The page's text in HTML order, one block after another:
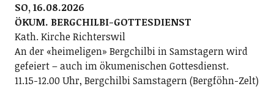
SO, 16.08.2026
ÖKUM. BERGCHILBI-GOTTESDIENST
Kath. Kirche Richterswil
An der «heimeligen» Bergchilbi in Samstagern wird
gefeiert – auch im ökumenischen Gottesdienst.
11.15-12.00 Uhr, Bergchilbi Samstagern (Bergföhn-Zelt)